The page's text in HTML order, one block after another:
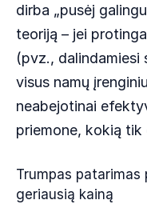
dirba „pusėj
teoriją – jei
(pvz., dalindamiesi
visus namų
neabejotinai
priemone, kokią tik
Trumpas patarimas
geriausią kainą